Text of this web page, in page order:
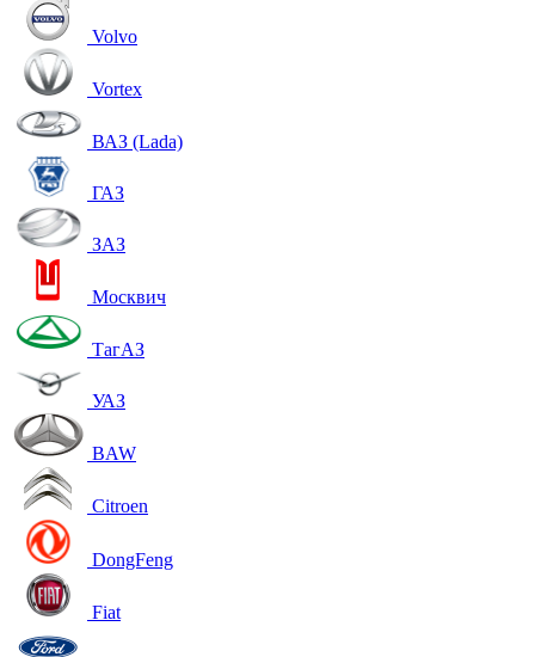
Volvo
Vortex
ВАЗ (Lada)
ГАЗ
ЗАЗ
Москвич
ТагАЗ
УАЗ
BAW
Citroen
DongFeng
Fiat